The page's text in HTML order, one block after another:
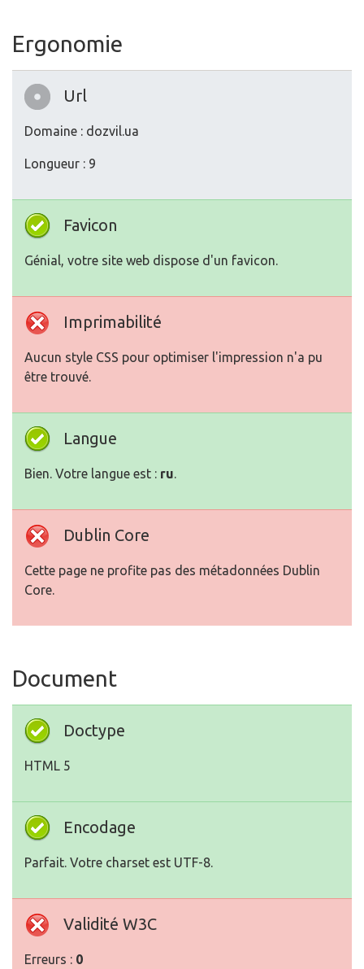
Ergonomie
Url
Domaine : dozvil.ua
Longueur : 9
Favicon
Génial, votre site web dispose d'un favicon.
Imprimabilité
Aucun style CSS pour optimiser l'impression n'a pu
être trouvé.
Langue
Bien. Votre langue est : ru.
Dublin Core
Cette page ne profite pas des métadonnées Dublin
Core.
Document
Doctype
HTML 5
Encodage
Parfait. Votre charset est UTF-8.
Validité W3C
Erreurs : 0